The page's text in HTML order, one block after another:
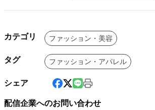
カテゴリ ファッション・美容
タグ ファッション・アパレル
シェア
配信企業へのお問い合わせ